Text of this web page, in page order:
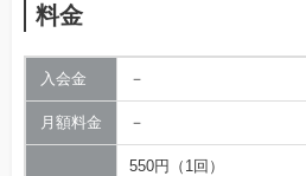
料金
入会金 －
月額料金 －
550円（1回）